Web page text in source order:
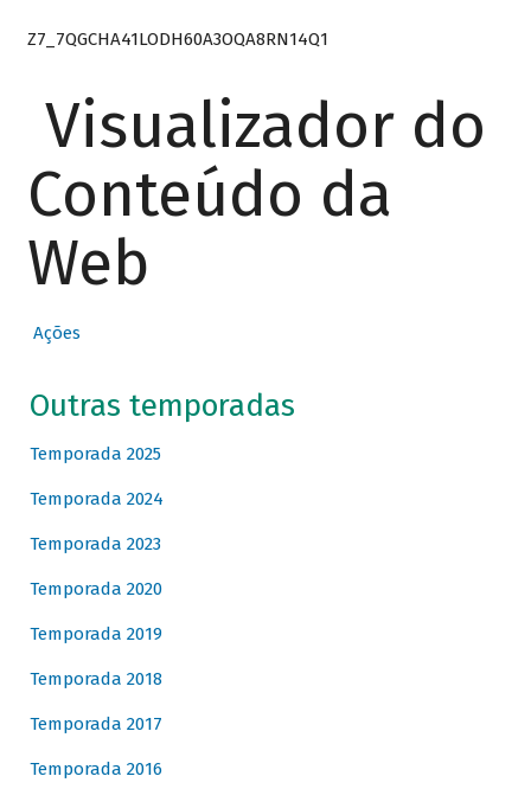
Z7_7QGCHA41LODH60A3OQA8RN14Q1
Visualizador do
Conteúdo da
Web
Ações
Outras temporadas
Temporada 2025
Temporada 2024
Temporada 2023
Temporada 2020
Temporada 2019
Temporada 2018
Temporada 2017
Temporada 2016